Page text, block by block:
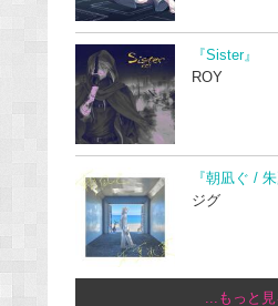
『Sister』
ROY
『朝凪ぐ / 朱
ジグ
...もっと